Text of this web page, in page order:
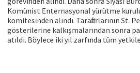
Komünist Enternasyonal yürütme
komitesinden alındı. Taraftarlarının St.
gösterilerine kalkışmalarından sonra
atıldı. Böylece iki yıl zarfında tüm